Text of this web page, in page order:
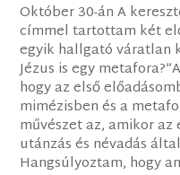
Október 30-án A
címmel tartottam két
egyik hallgató váratlan
Jézus is egy
hogy az első
mimézisben és a
művészet az, amikor
utánzás és névadás
Hangsúlyoztam, hogy